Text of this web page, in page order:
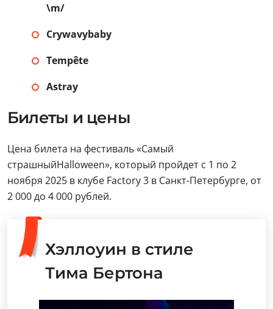
\m/
Crywavybaby
Tempête
Astray
Билеты и цены
Цена билета на фестиваль «Самый
страшныйHalloween», который пройдет с 1 по 2
ноября 2025 в клубе Factory 3 в Санкт-Петербурге, от
2 000 до 4 000 рублей.
Хэллоуин в стиле
Тима Бертона